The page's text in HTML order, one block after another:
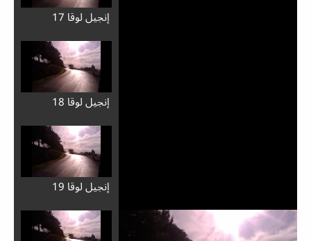
إِنجيل لوقا 17
إِنجيل لوقا 18
إِنجيل لوقا 19